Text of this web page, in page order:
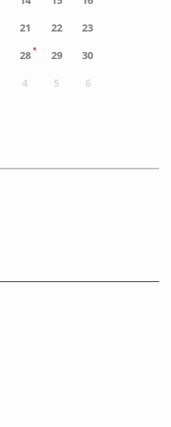
21 22
23
28 29
30
4 5 6